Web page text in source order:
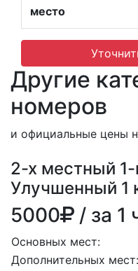
место
Другие
номеров
и официальные цены
2-х местный
Улучшенный 1
5000 / за 1
Основных мест:
Дополнительных мест: